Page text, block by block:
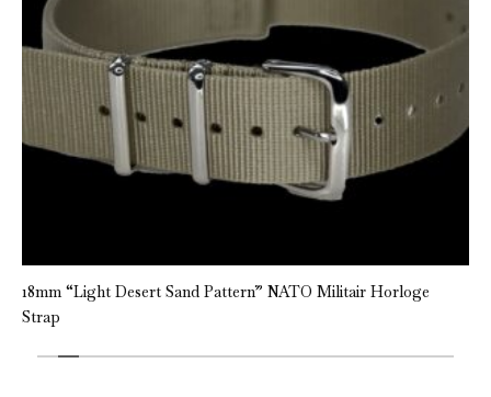
18mm “Light Desert Sand Pattern” NATO Militair Horloge
Strap